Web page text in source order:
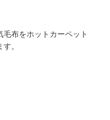
布をホットカーペット
。